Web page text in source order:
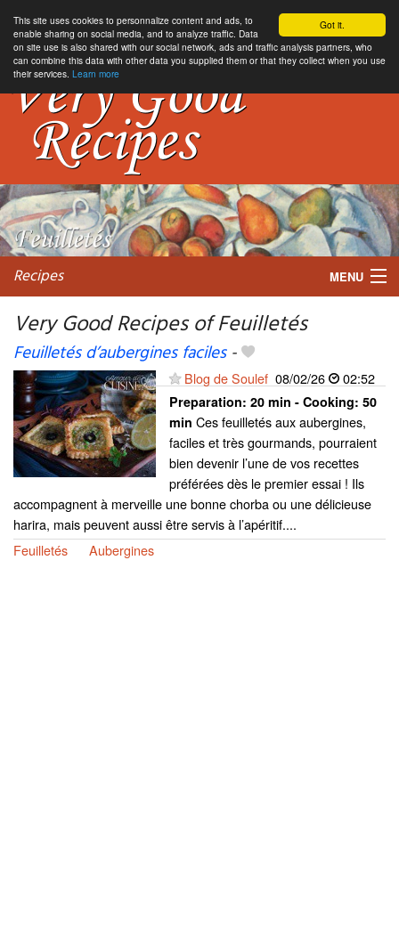
Got it.
This site uses cookies to personnalize content and ads, to
enable sharing on social media, and to analyze traffic. Data
on site use is also shared with our social network, ads and traffic analysis partners, who
can combine this data with other data you supplied them or that they collect when you use
their services. Learn more
Recipes MENU
My favorite blogs
Very Good Recipes of Feuilletés
Feuilletés d’aubergines faciles-
Blog de Soulef 08/02/26 02:52
Preparation: 20 min - Cooking: 50
min Ces feuilletés aux aubergines,
faciles et très gourmands, pourraient
bien devenir l’une de vos recettes
préférées dès le premier essai ! Ils
accompagnent à merveille une bonne chorba ou une délicieuse
harira, mais peuvent aussi être servis à l’apéritif....
Feuilletés
Aubergines